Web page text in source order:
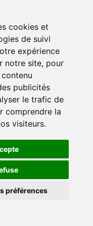
cookies et
de suivi
expérience
notre site, pour
publicités
le trafic de
comprendre la
visiteurs.
préférences